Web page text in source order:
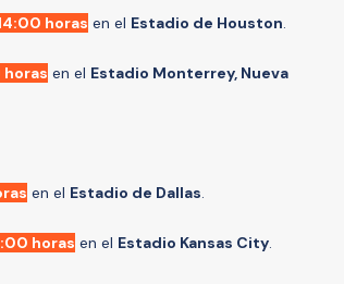
horas en el Estadio de Houston.
en el Estadio Monterrey, Nueva
en el Estadio de Dallas.
horas en el Estadio Kansas City.